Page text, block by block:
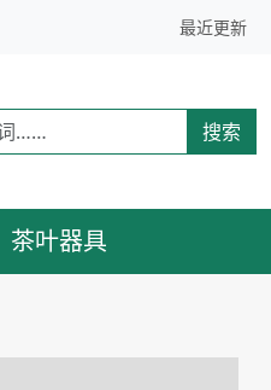
最近更新
搜索
茶叶器具